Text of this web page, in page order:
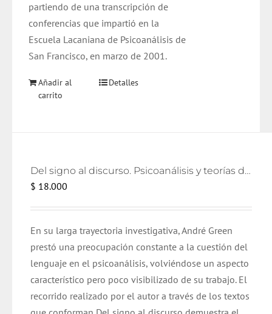
partiendo de una transcripción de
conferencias que impartió en la
Escuela Lacaniana de Psicoanálisis de
San Francisco, en marzo de 2001.
Añadir al
carrito
Detalles
Del signo al discurso. Psicoanálisis y teorías del lenguaje
$ 18.000
En su larga trayectoria investigativa, André Green
prestó una preocupación constante a la cuestión del
lenguaje en el psicoanálisis, volviéndose un aspecto
característico pero poco visibilizado de su trabajo. El
recorrido realizado por el autor a través de los textos